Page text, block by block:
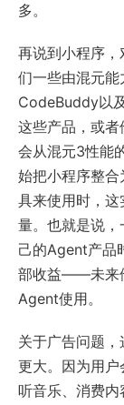
多。
再说到小程序
们一些由混元能
CodeBuddy以
这些产品，或
会从混元3性能
始把小程序整
具来使用时，
量。也就是说
己的Agent产品
部收益——未来
Agent使用。
关于广告问题
更大。因为用户
听音乐、消费